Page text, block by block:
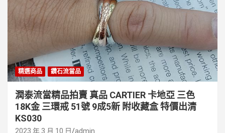
精選商品 鑽石流當品
潤泰流當精品拍賣 真品 CARTIER 卡地亞 三色
18K金 三環戒 51號 9成5新 附收藏盒 特價出清
KS030
2023 年 3 月 10 日 admin